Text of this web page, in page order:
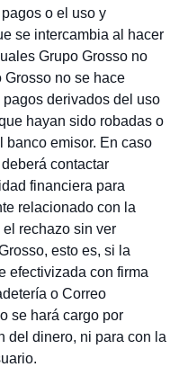
o el uso y
se intercambia al hacer
Grupo Grosso no
no se hace
derivados del uso
hayan sido robadas o
banco emisor. En caso
contactar
financiera para
relacionado con la
rechazo sin ver
esto es, si la
efectivizada con firma
o Correo
se hará cargo por
del dinero, ni para con la